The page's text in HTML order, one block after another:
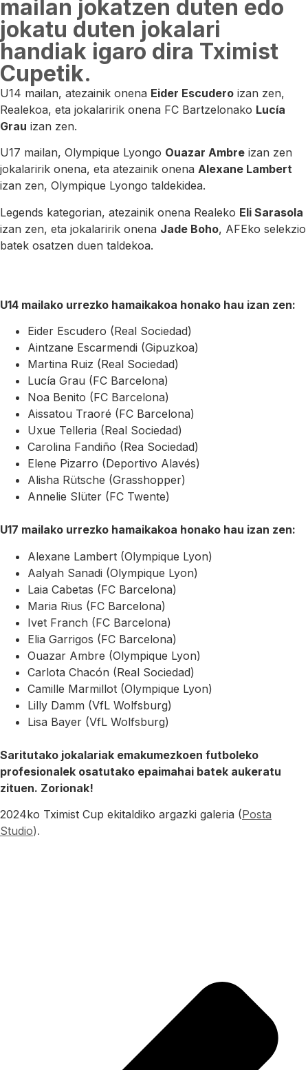
mailan jokatzen duten edo
jokatu duten jokalari
handiak igaro dira Tximist
Cupetik.
U14 mailan, atezainik onena Eider Escudero izan zen,
Realekoa, eta jokalaririk onena FC Bartzelonako Lucía
Grau izan zen.
U17 mailan, Olympique Lyongo Ouazar Ambre izan zen
jokalaririk onena, eta atezainik onena Alexane Lambert
izan zen, Olympique Lyongo taldekidea.
Legends kategorian, atezainik onena Realeko Eli Sarasola
izan zen, eta jokalaririk onena Jade Boho, AFEko selekzio
batek osatzen duen taldekoa.
U14 mailako urrezko hamaikakoa honako hau izan zen:
Eider Escudero (Real Sociedad)
Aintzane Escarmendi (Gipuzkoa)
Martina Ruiz (Real Sociedad)
Lucía Grau (FC Barcelona)
Noa Benito (FC Barcelona)
Aissatou Traoré (FC Barcelona)
Uxue Telleria (Real Sociedad)
Carolina Fandiño (Rea Sociedad)
Elene Pizarro (Deportivo Alavés)
Alisha Rütsche (Grasshopper)
Annelie Slüter (FC Twente)
U17 mailako urrezko hamaikakoa honako hau izan zen:
Alexane Lambert (Olympique Lyon)
Aalyah Sanadi (Olympique Lyon)
Laia Cabetas (FC Barcelona)
Maria Rius (FC Barcelona)
Ivet Franch (FC Barcelona)
Elia Garrigos (FC Barcelona)
Ouazar Ambre (Olympique Lyon)
Carlota Chacón (Real Sociedad)
Camille Marmillot (Olympique Lyon)
Lilly Damm (VfL Wolfsburg)
Lisa Bayer (VfL Wolfsburg)
Saritutako jokalariak emakumezkoen futboleko
profesionalek osatutako epaimahai batek aukeratu
zituen. Zorionak!
2024ko Tximist Cup ekitaldiko argazki galeria (Posta
Studio).